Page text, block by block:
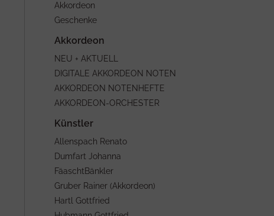
Akkordeon
Geschenke
NEU + AKTUELL
DIGITALE AKKORDEON NOTEN
AKKORDEON NOTENHEFTE
AKKORDEON-ORCHESTER
Allenspach Renato
Dumfart Johanna
FäaschtBänkler
Gruber Rainer (Akkordeon)
Hartl Gottfried